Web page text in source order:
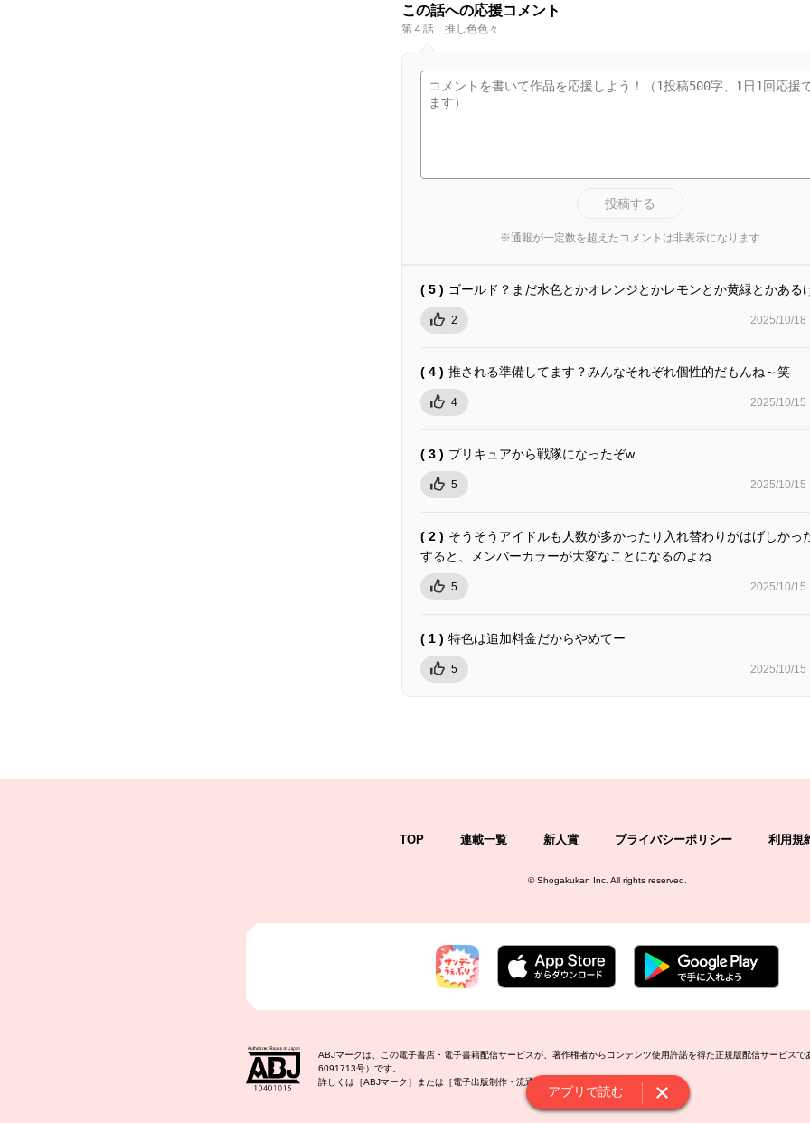
アプリで読む
この話への応援コメント
第４話 推し色色々
投稿する
※通報が一定数を超えたコメントは非表示になります
( 5 ) ゴールド？まだ水色とかオレンジとかレモンとか黄緑とかある
2 2025/10/18
( 4 ) 推される準備してます？みんなそれぞれ個性的だもんね～笑
4 2025/10/15
( 3 ) プリキュアから戦隊になったぞw
5 2025/10/15
( 2 ) そうそうアイドルも人数が多かったり入れ替わりがはげしかっ
すると、メンバーカラーが大変なことになるのよね
5 2025/10/15
( 1 ) 特色は追加料金だからやめてー
5 2025/10/15
TOP 連載一覧 新人賞 プライバシーポリシー 利用規
©Shogakukan Inc. All rights reserved.
ABJマークは、この電子書店・電子書籍配信サービスが、著作権者からコンテンツ使用許諾を得た正規版配信サービス
6091713号）です。
詳しくは［ABJマーク］または［電子出版制作・流通協議会］で検索してください。